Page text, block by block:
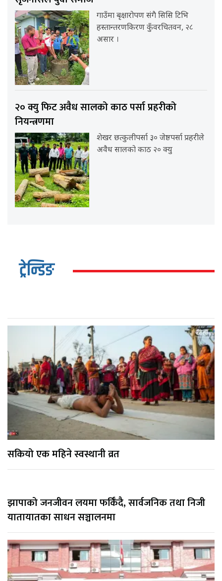
गाउँमा बृक्षारोपण संगै सिसि टिभि
हस्तान्तरणकिरण कुँवरचितवन, २८
असार ।
२० क्यु फिट अवैध सालको काठ पर्सा प्रहरीको
नियन्त्रणमा
शेखर छत्कुलीपर्सा ३० जेष्ठपर्सा प्रहरीले
अवैध सालको काठ २० क्यु
ट्रेन्डिङ
सकियो एक महिने स्वस्थानी व्रत
झापाको जनजीवन लयमा फर्किँदै, सार्वजनिक तथा निजी
यातायातका साधन सञ्चालनमा